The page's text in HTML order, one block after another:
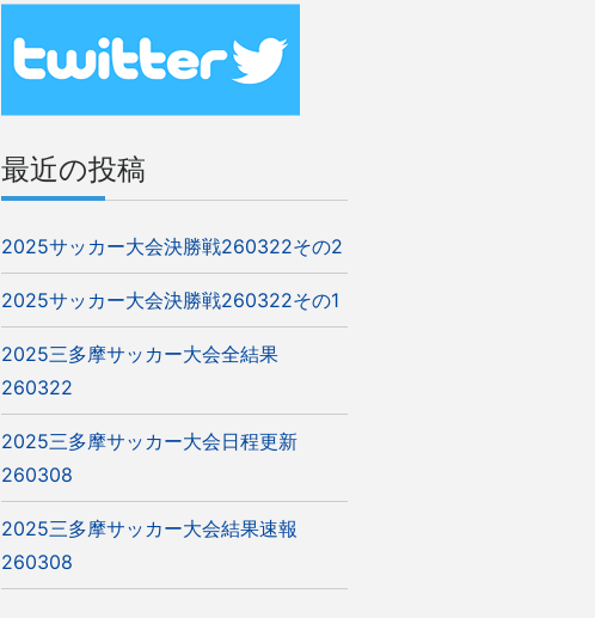
最近の投稿
2025サッカー大会決勝戦260322その2
2025サッカー大会決勝戦260322その1
2025三多摩サッカー大会全結果
260322
2025三多摩サッカー大会日程更新
260308
2025三多摩サッカー大会結果速報
260308